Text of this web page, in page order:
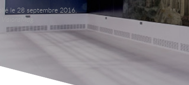
le 28 septembre 2016,
VisionsMag.